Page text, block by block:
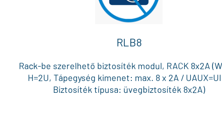
RLB8
Rack-be szerelhető biztosíték modul, RACK 8x2A
H=2U, Tápegység kimenet: max. 8 x 2A /
Biztosíték típusa: üvegbiztosíték 8x2A)